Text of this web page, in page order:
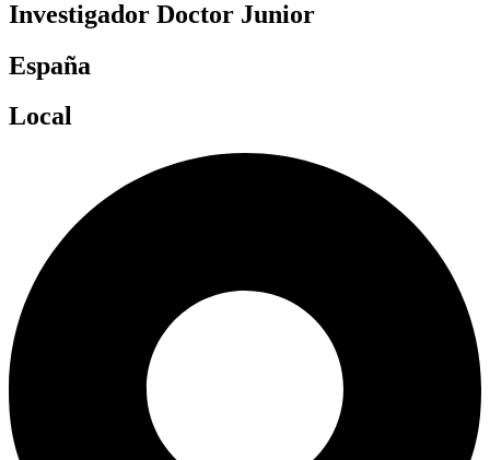
Investigador Doctor Junior
España
Local